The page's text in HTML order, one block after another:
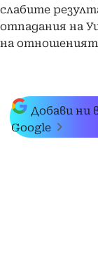
слабите
отпадания на
на
Добави ни
Google